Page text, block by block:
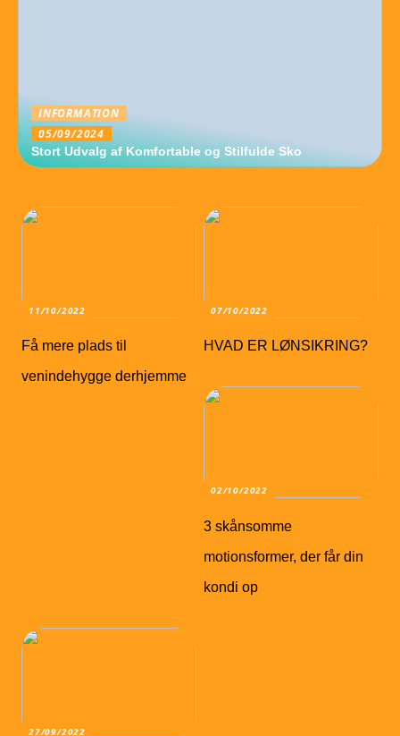
INFORMATION
05/09/2024
Stort Udvalg af Komfortable og Stilfulde Sko
11/10/2022
Få mere plads til
venindehygge derhjemme
07/10/2022
HVAD ER LØNSIKRING?
02/10/2022
3 skånsomme
motionsformer, der får din
kondi op
27/09/2022